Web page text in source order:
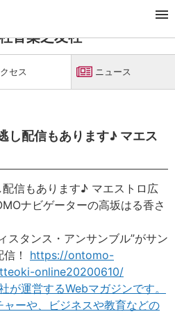
音楽之友社
セス ニュース
し配信もあります♪ マエス
信もあります♪ マエストロ広
ナビゲーターの高坂はる香さ
スタンス・アンサンブル”がサン
！ https://ontomo-
online20200610/‬
が運営するWebマガジンです。
ーや、ビジネスや教育などの